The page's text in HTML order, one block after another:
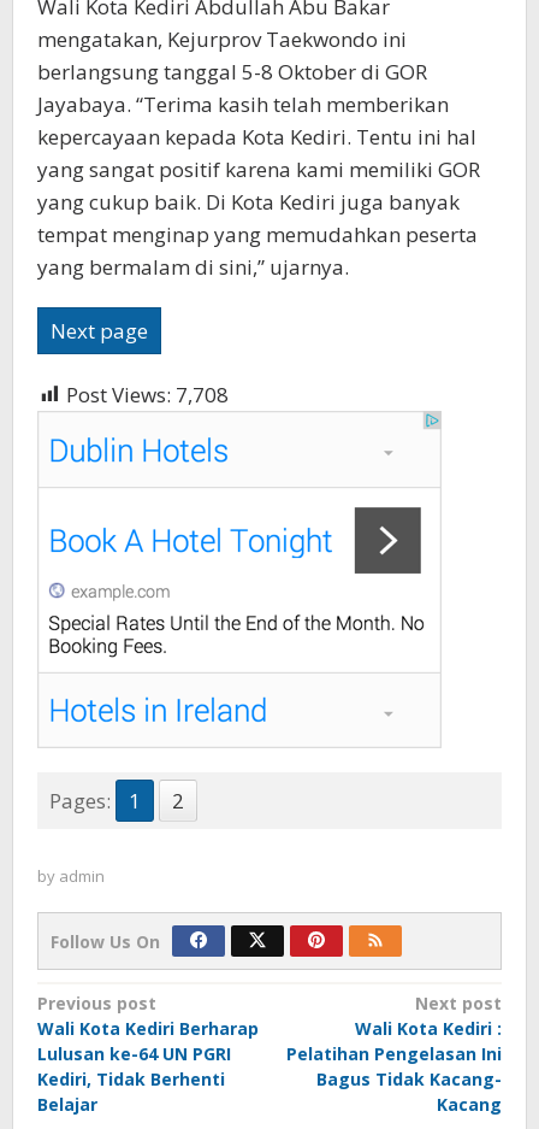
Wali Kota Kediri Abdullah Abu Bakar
mengatakan, Kejurprov Taekwondo ini
berlangsung tanggal 5-8 Oktober di GOR
Jayabaya. “Terima kasih telah memberikan
kepercayaan kepada Kota Kediri. Tentu ini hal
yang sangat positif karena kami memiliki GOR
yang cukup baik. Di Kota Kediri juga banyak
tempat menginap yang memudahkan peserta
yang bermalam di sini,” ujarnya.
Next page
Post Views: 7,708
Pages: 1 2
by admin
Follow Us On
Post
navigation
Previous post
Wali Kota Kediri Berharap
Lulusan ke-64 UN PGRI
Kediri, Tidak Berhenti
Belajar
Next post
Wali Kota Kediri :
Pelatihan Pengelasan Ini
Bagus Tidak Kacang-
Kacang